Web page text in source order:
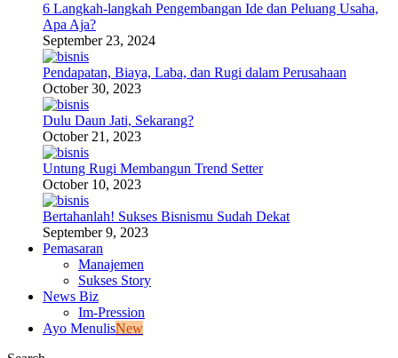
6 Langkah-langkah Pengembangan Ide dan Peluang Usaha,
Apa Aja?
September 23, 2024
Pendapatan, Biaya, Laba, dan Rugi dalam Perusahaan
October 30, 2023
Dulu Daun Jati, Sekarang?
October 21, 2023
Untung Rugi Membangun Trend Setter
October 10, 2023
Bertahanlah! Sukses Bisnismu Sudah Dekat
September 9, 2023
Pemasaran
Manajemen
Sukses Story
News Biz
Im-Pression
Ayo MenulisNew